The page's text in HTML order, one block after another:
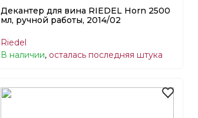
Декантер для вина RIEDEL Horn 2500
мл, ручной работы, 2014/02
Riedel
В наличии, осталась последняя штука